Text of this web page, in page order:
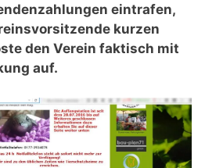
eintrafen,
kurzen
den Verein faktisch mit
auf.